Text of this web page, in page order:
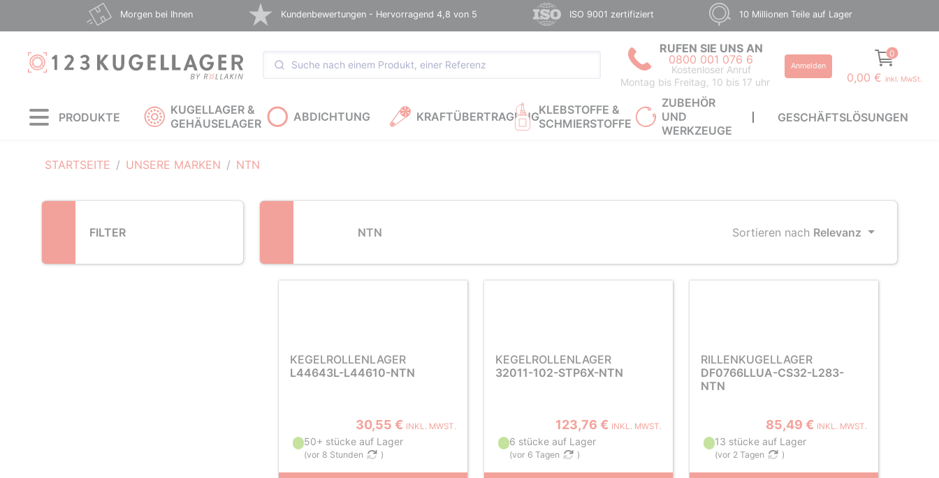
Morgen bei Ihnen Kundenbewertungen - Hervorragend 4,8 von 5 ISO 9001 zertifiziert 10 Millionen Teile auf Lager
RUFEN SIE UNS AN
0800 001 076 6
Kostenloser Anruf
Montag bis Freitag, 10 bis 17 uhr
Anmelden
0
0,00 € inkl. MwSt.
PRODUKTE
KUGELLAGER &
GEHÄUSELAGER
ABDICHTUNG KRAFTÜBERTRAGUNGKLEBSTOFFE &
SCHMIERSTOFFE
ZUBEHÖR
UND
WERKZEUGE
GESCHÄFTSLÖSUNGEN
STARTSEITE UNSERE MARKEN NTN
FILTER NTN Sortieren nach Relevanz
KEGELROLLENLAGER
L44643L-L44610-NTN
30,55 € INKL. MWST.
50+ stücke auf Lager
(vor 8 Stunden )
KEGELROLLENLAGER
32011-102-STP6X-NTN
123,76 € INKL. MWST.
6 stücke auf Lager
(vor 6 Tagen )
RILLENKUGELLAGER
DF0766LLUA-CS32-L283-
NTN
85,49 € INKL. MWST.
13 stücke auf Lager
(vor 2 Tagen )